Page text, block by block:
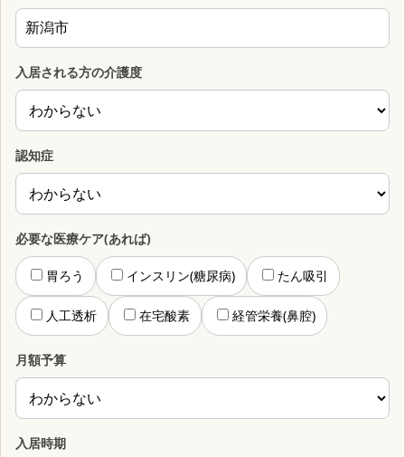
入居される方の介護度
認知症
必要な医療ケア(あれば)
胃ろう インスリン(糖尿病) たん吸引
人工透析 在宅酸素 経管栄養(鼻腔)
月額予算
入居時期